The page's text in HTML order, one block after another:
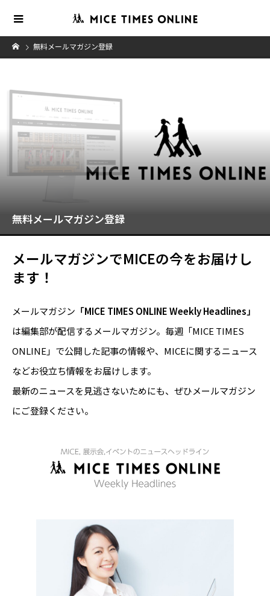
無料メールマガジン登録
無料メールマガジン登録
メールマガジンでMICEの今をお届けし
ます！
メールマガジン 「MICE TIMES ONLINE Weekly Headlines」
は編集部が配信するメールマガジン。毎週「MICE TIMES
ONLINE」で公開した記事の情報や、MICEに関するニュース
などお役立ち情報をお届けします。
最新のニュースを見逃さないためにも、ぜひメールマガジン
にご登録ください。